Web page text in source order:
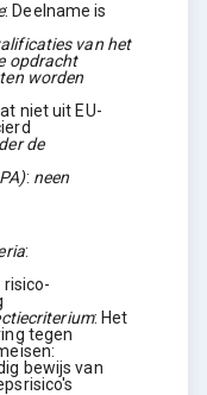
: Deelname is
van het
opdracht
worden
niet uit EU-
de
: neen
:
: Het
tegen
bewijs van